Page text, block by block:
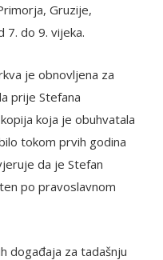
Gruzije,
7. do 9. vijeka.
je obnovljena za
prije Stefana
koja je obuhvatala
tokom prvih godina
da je Stefan
po pravoslavnom
događaja za tadašnju